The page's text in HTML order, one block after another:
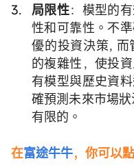
局限性：模型的
性和可靠性。不
優的投資決策,
的複雜性，使投
有模型與歷史資
確預測未來市場
有限的。
在富途牛牛，你可以